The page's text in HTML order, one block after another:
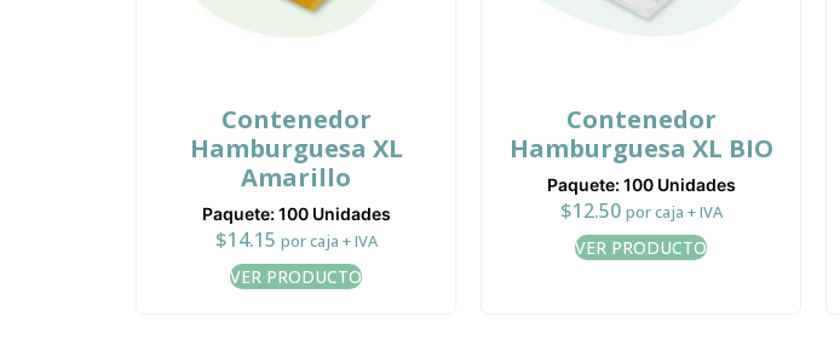
Contenedor
Hamburguesa XL
Amarillo
Paquete: 100 Unidades
$14.15 por caja + IVA
VER PRODUCTO
Contenedor
Hamburguesa XL BIO
Paquete: 100 Unidades
$12.50 por caja + IVA
VER PRODUCTO